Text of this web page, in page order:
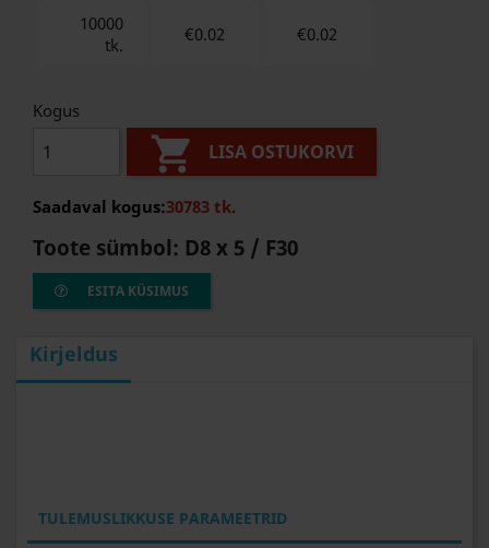
10000
tk.
€0.02 €0.02
Kogus
 LISA OSTUKORVI
Saadaval kogus:30783 tk.
Toote sümbol: D8 x 5 / F30
ESITA KÜSIMUS
Kirjeldus
TULEMUSLIKKUSE PARAMEETRID